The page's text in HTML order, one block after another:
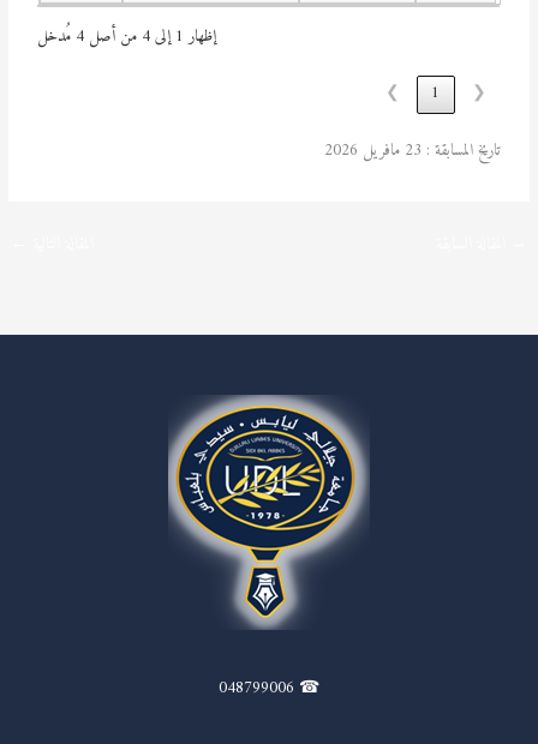
إظهار 1 إلى 4 من أصل 4 مُدخل
❮
1
❯
تاريخ المسابقة : 23 مافريل 2026
☎ 048799006